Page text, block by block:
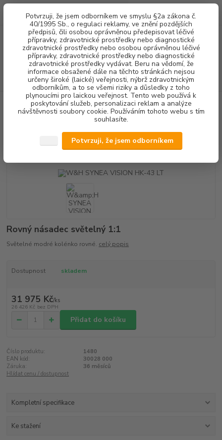
Potvrzuji, že jsem odborníkem ve smyslu §2a zákona č.
40/1995 Sb., o regulaci reklamy, ve znění pozdějších
předpisů, čili osobou oprávněnou předepisovat léčivé
přípravky, zdravotnické prostředky nebo diagnostické
zdravotnické prostředky nebo osobou oprávněnou léčivé
přípravky, zdravotnické prostředky nebo diagnostické
zdravotnické prostředky vydávat. Beru na vědomí, že
informace obsažené dále na těchto stránkách nejsou
určeny široké (laické) veřejnosti, nýbrž zdravotnickým
odborníkům, a to se všemi riziky a důsledky z toho
plynoucími pro laickou veřejnost. Tento web používá k
poskytování služeb, personalizaci reklam a analýze
návštěvnosti soubory cookie. Používáním tohoto webu s tím
souhlasíte.
Potvrzuji, že jsem odborníkem
Menu
CZK
Hledat
(Po-Pá, 8-16 hod.)
za0,00 Kč
PŘÍSTROJOVÉ VYBAVENÍ ROVNÉ NÁSADCE
SVĚTELNÉ
W&H SYNEA VISION HK-43 LT
W&H SYNEA VISION HK-43 LT
Rovný násadec světelný 1:1
Světelné modré kolénko rovné. celý popis
Dostupnost skladem
31 975 Kč/ks
26 426 Kč bez DPH
Přidat do košíku
Číslo produktu:
1480
EAN kód:
30028 000
Záruka:
36 měsíců
Hlídat cenu / dostupnost
Kompletní specifikace
Ke stažení